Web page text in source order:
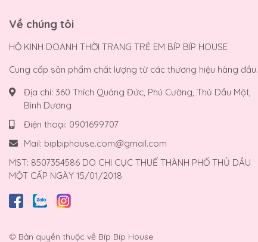
Về chúng tôi
HỘ KINH DOANH THỜI TRANG TRẺ EM BÍP BÍP HOUSE
Cung cấp sản phẩm chất lượng từ các thương hiệu hàng đầu.
Địa chỉ: 360 Thích Quảng Đức, Phú Cường, Thủ Dầu Một,
Bình Dương
Điện thoại: 0901699707
Mail: bipbiphouse.com@gmail.com
MST: 8507354586 DO CHI CỤC THUẾ THÀNH PHỐ THỦ DẦU
MỘT CẤP NGÀY 15/01/2018
© Bản quyền thuộc về Bíp Bíp House